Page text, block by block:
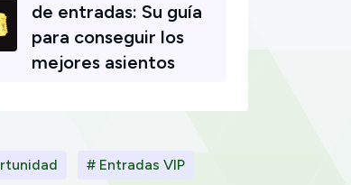
de entradas: Su guía
para conseguir los
mejores asientos
# Entradas VIP